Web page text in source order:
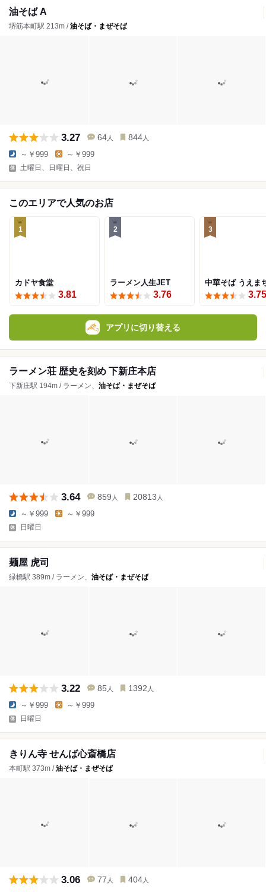
油そば A
堺筋本町駅 213m /油そば・まぜそば
3.27 64 人 844 人
～￥999 ～￥999
土曜日、日曜日、祝日
このエリアで人気のお店
1
カドヤ食堂
3.81
2
ラーメン人生JET
3.76
3
中華そば うえま
3.75
アプリに切り替える
ラーメン荘 歴史を刻め 下新庄本店
下新庄駅 194m / ラーメン、 油そば・まぜそば
3.64 859 人 20813 人
～￥999 ～￥999
日曜日
麺屋 虎司
緑橋駅 389m / ラーメン、 油そば・まぜそば
3.22 85 人 1392 人
～￥999 ～￥999
日曜日
きりん寺 せんば心斎橋店
本町駅 373m /油そば・まぜそば
3.06 77 人 404 人